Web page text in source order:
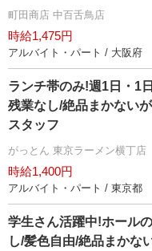
町田商店 中百舌鳥店
時給1,475円
アルバイト・パート / 大阪府
ランチ帯のみ!週1日・1
残業なし/絶品まかない
スタッフ
がっとん 東京ラーメン横丁店
時給1,400円
アルバイト・パート / 東京都
学生さん活躍中!ホール
し/髪色自由/絶品まかな